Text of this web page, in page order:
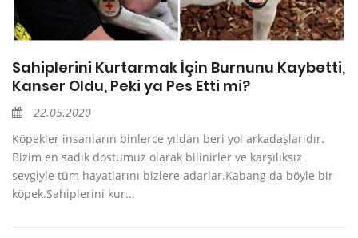
Sahiplerini Kurtarmak İçin Burnunu Kaybetti,
Kanser Oldu, Peki ya Pes Etti mi?
22.05.2020
Köpekler insanların binlerce yıldan beri yol arkadaşlarıdır.
Bizim en sadık dostumuz olarak bilinirler ve karşılıksız
sevgiyle tüm hayatlarını bizlere adarlar.Kabang da böyle bir
köpek.Sahiplerini kur...